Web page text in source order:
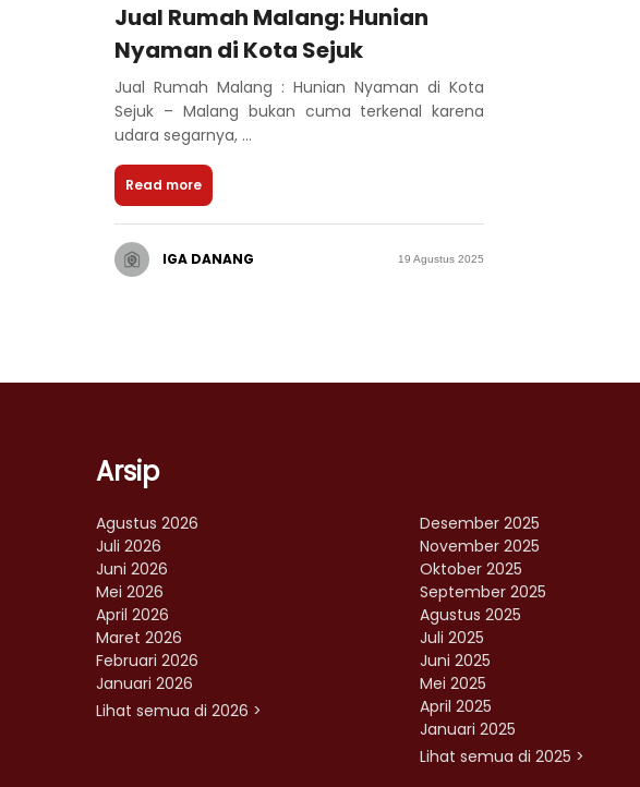
Jual Rumah Malang: Hunian
Nyaman di Kota Sejuk
Jual Rumah Malang : Hunian Nyaman di Kota
Sejuk – Malang bukan cuma terkenal karena
udara segarnya, ...
Read more
IGA DANANG 19 Agustus 2025
Arsip
Agustus 2026
Juli 2026
Juni 2026
Mei 2026
April 2026
Maret 2026
Februari 2026
Januari 2026
Lihat semua di 2026 >
Desember 2025
November 2025
Oktober 2025
September 2025
Agustus 2025
Juli 2025
Juni 2025
Mei 2025
April 2025
Januari 2025
Lihat semua di 2025 >